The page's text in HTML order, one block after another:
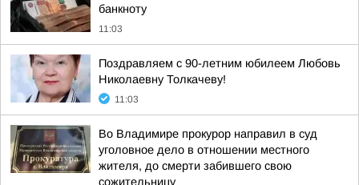
банкноту
11:03
Поздравляем с 90-летним юбилеем Любовь
Николаевну Толкачеву!
11:03
Во Владимире прокурор направил в суд
уголовное дело в отношении местного
жителя, до смерти забившего свою
сожительницу